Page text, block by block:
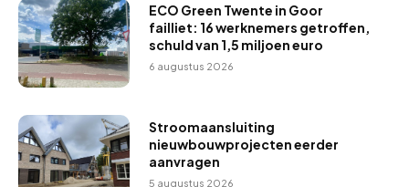
ECO Green Twente in Goor
failliet: 16 werknemers getroffen,
schuld van 1,5 miljoen euro
6 augustus 2026
Stroomaansluiting
nieuwbouwprojecten eerder
aanvragen
5 augustus 2026